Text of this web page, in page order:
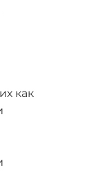
как